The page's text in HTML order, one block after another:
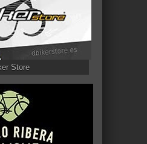
Store